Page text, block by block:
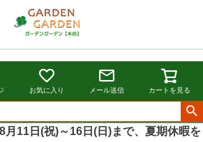
お気に入り メール送信 カートを見る
8月11日(祝)～16日(日)まで、夏期休暇を